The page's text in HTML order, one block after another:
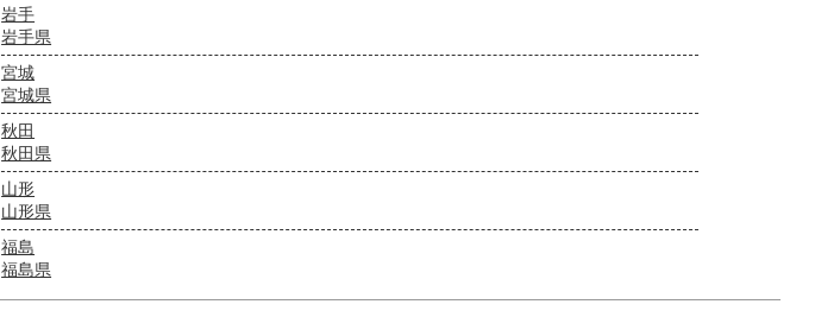
岩手
岩手県
宮城
宮城県
秋田
秋田県
山形
山形県
福島
福島県